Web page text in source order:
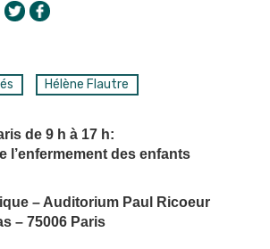
Hélène Flautre
de 9 h à 17 h:
l’enfermement des enfants
– Auditorium Paul Ricoeur
– 75006 Paris